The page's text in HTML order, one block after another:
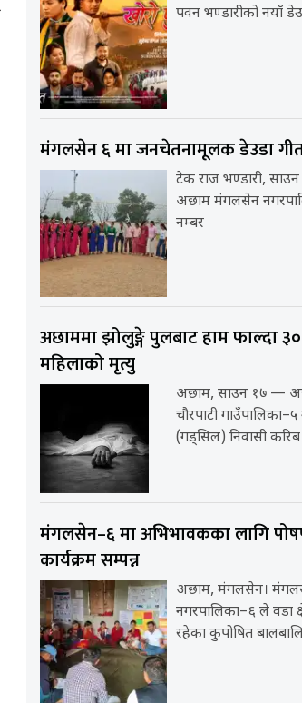
पवन भण्डारीको नयाँ
मंगलसेन ६ मा जनचेतनामूलक डेउडा गीत
टेक राज भण्डारी,
अछाम मंगलसेन
नम्बर
अछाममा झोलुङ्गे पुलबाट हाम फाल्दा ३०
महिलाको मृत्यु
अछाम, साउन १७ —
चौरपाटी
(गड्सिल) निवासी करिब
मंगलसेन–६ मा अभिभावकका लागि
कार्यक्रम सम्पन्न
अछाम, मंगलसेन।
नगरपालिका–६ ले वडा
रहेका कुपोषित